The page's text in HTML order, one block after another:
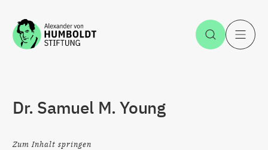
Zum Inhalt springen Suche
Dr. Samuel M. Young
Zum Inhalt springen